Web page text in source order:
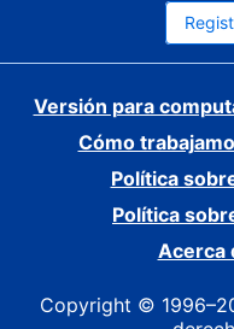
Versión para
Cómo
Política
Política
Acerca
Copyright ©